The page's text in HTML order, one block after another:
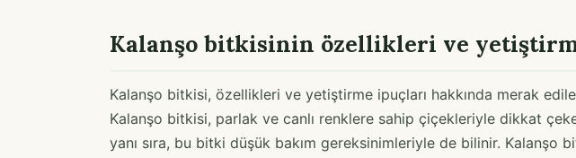
Kalanşo bitkisinin özellikleri ve
Kalanşo bitkisi, özellikleri ve yetiştirme ipuçları hakkında merak
Kalanşo bitkisi, parlak ve canlı renklere sahip çiçekleriyle dikkat
yanı sıra, bu bitki düşük bakım gereksinimleriyle de bilinir. Kalanşo